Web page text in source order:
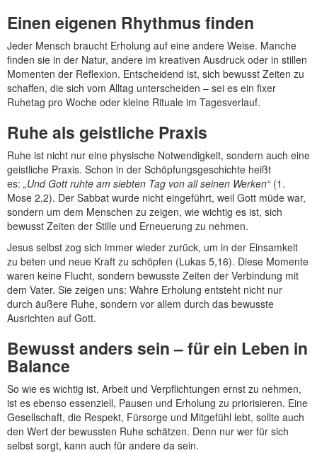
Einen eigenen Rhythmus finden
Jeder Mensch braucht Erholung auf eine andere Weise. Manche
finden sie in der Natur, andere im kreativen Ausdruck oder in stillen
Momenten der Reflexion. Entscheidend ist, sich bewusst Zeiten zu
schaffen, die sich vom Alltag unterscheiden – sei es ein fixer
Ruhetag pro Woche oder kleine Rituale im Tagesverlauf.
Ruhe als geistliche Praxis
Ruhe ist nicht nur eine physische Notwendigkeit, sondern auch eine
geistliche Praxis. Schon in der Schöpfungsgeschichte heißt
es: „Und Gott ruhte am siebten Tag von all seinen Werken“(1.
Mose 2,2). Der Sabbat wurde nicht eingeführt, weil Gott müde war,
sondern um dem Menschen zu zeigen, wie wichtig es ist, sich
bewusst Zeiten der Stille und Erneuerung zu nehmen.
Jesus selbst zog sich immer wieder zurück, um in der Einsamkeit
zu beten und neue Kraft zu schöpfen (Lukas 5,16). Diese Momente
waren keine Flucht, sondern bewusste Zeiten der Verbindung mit
dem Vater. Sie zeigen uns: Wahre Erholung entsteht nicht nur
durch äußere Ruhe, sondern vor allem durch das bewusste
Ausrichten auf Gott.
Bewusst anders sein – für ein Leben in
Balance
So wie es wichtig ist, Arbeit und Verpflichtungen ernst zu nehmen,
ist es ebenso essenziell, Pausen und Erholung zu priorisieren. Eine
Gesellschaft, die Respekt, Fürsorge und Mitgefühl lebt, sollte auch
den Wert der bewussten Ruhe schätzen. Denn nur wer für sich
selbst sorgt, kann auch für andere da sein.